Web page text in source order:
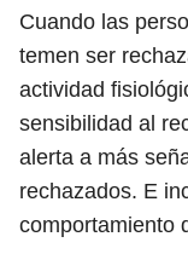
Cuando las
temen ser
actividad
sensibilidad al
alerta a más
rechazados. E
comportamiento